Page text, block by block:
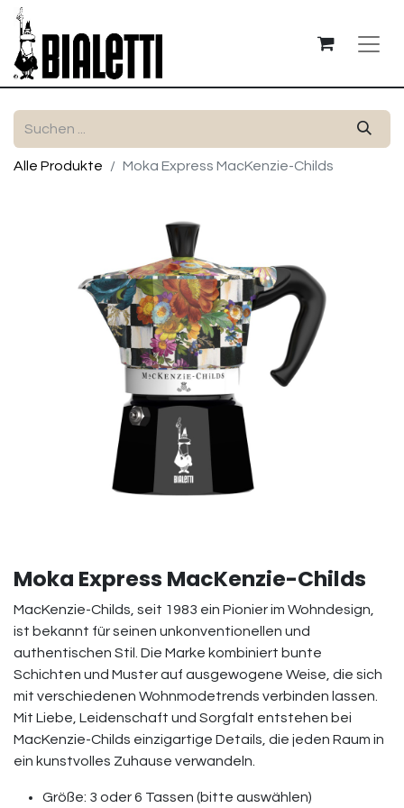
Alle Produkte Moka Express MacKenzie-Childs
Moka Express MacKenzie-Childs
MacKenzie-Childs, seit 1983 ein Pionier im Wohndesign,
ist bekannt für seinen unkonventionellen und
authentischen Stil. Die Marke kombiniert bunte
Schichten und Muster auf ausgewogene Weise, die sich
mit verschiedenen Wohnmodetrends verbinden lassen.
Mit Liebe, Leidenschaft und Sorgfalt entstehen bei
MacKenzie-Childs einzigartige Details, die jeden Raum in
ein kunstvolles Zuhause verwandeln.
Größe: 3 oder 6 Tassen (bitte auswählen)